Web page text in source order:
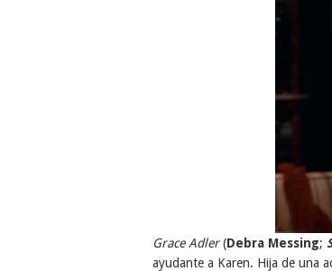
Grace Adler(Debra Messing;
ayudante a Karen. Hija de una